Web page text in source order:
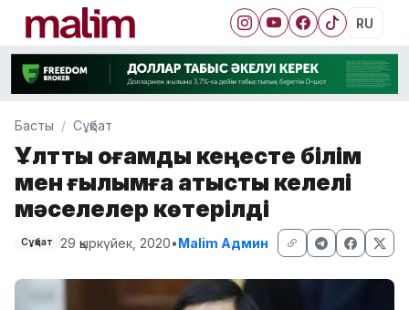
RU
Басты Сұқбат
Ұлттық қоғамдық кеңесте білім
мен ғылымға қатысты келелі
мәселелер көтерілді
Сұқбат 29 қыркүйек, 2020•Malim Админ